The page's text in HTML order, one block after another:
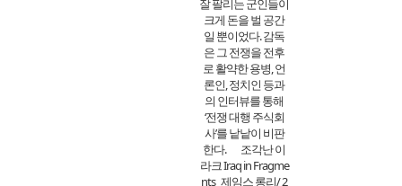
잘 팔리는 군인들이
크게 돈을 벌 공간
일 뿐이었다. 감독
은 그 전쟁을 전후
로 활약한 용병, 언
론인, 정치인 등과
의 인터뷰를 통해
‘전쟁 대행 주식회
사’를 낱낱이 비판
한다. 조각난 이
라크 Iraq in Fragme
nts 제임스 롱리/ 2